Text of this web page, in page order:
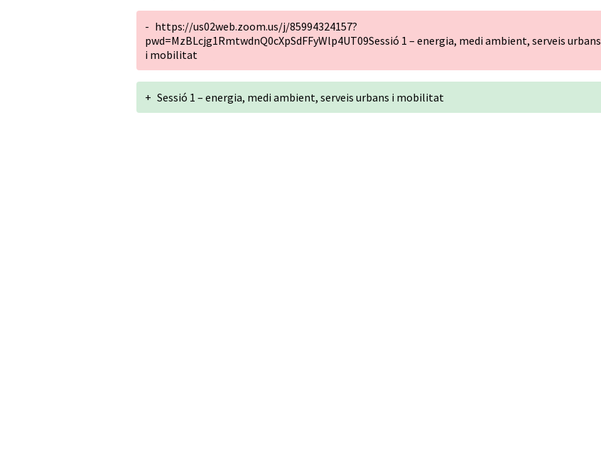
- https://us02web.zoom.us/j/85994324157?
pwd=MzBLcjg1RmtwdnQ0cXpSdFFyWlp4UT09Sessió 1 – energia, medi ambient, serveis urbans
i mobilitat
+ Sessió 1 – energia, medi ambient, serveis urbans i mobilitat